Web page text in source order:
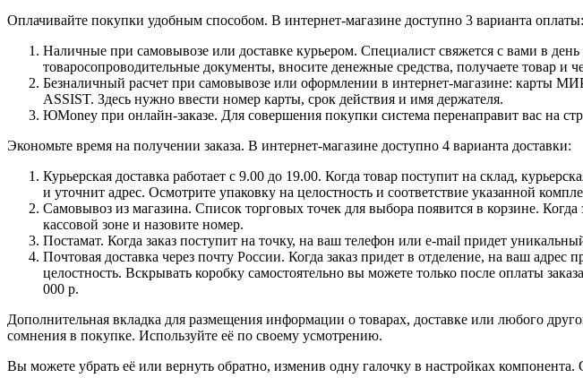
Оплачивайте покупки удобным способом. В интернет-магазине доступно 3 варианта оплаты:
Наличные при самовывозе или доставке курьером. Специалист свяжется с вами в
товаросопроводительные документы, вносите денежные средства, получаете товар и
Безналичный расчет при самовывозе или оформлении в интернет-магазине: карты
ASSIST. Здесь нужно ввести номер карты, срок действия и имя держателя.
ЮMoney при онлайн-заказе. Для совершения покупки система перенаправит вас на
Экономьте время на получении заказа. В интернет-магазине доступно 4 варианта доставки:
Курьерская доставка работает с 9.00 до 19.00. Когда товар поступит на склад,
и уточнит адрес. Осмотрите упаковку на целостность и соответствие указанной
Самовывоз из магазина. Список торговых точек для выбора появится в корзине.
кассовой зоне и назовите номер.
Постамат. Когда заказ поступит на точку, на ваш телефон или e-mail придет
Почтовая доставка через почту России. Когда заказ придет в отделение, на ваш
целостность. Вскрывать коробку самостоятельно вы можете только после оплаты
000 р.
Дополнительная вкладка для размещения информации о товарах, доставке или любого
сомнения в покупке. Используйте её по своему усмотрению.
Вы можете убрать её или вернуть обратно, изменив одну галочку в настройках компонента.